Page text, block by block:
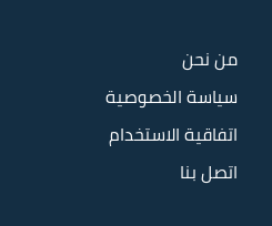
من نحن
سياسة الخصوصية
اتفاقية الاستخدام
اتصل بنا